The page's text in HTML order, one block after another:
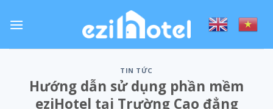
TIN TỨC
Hướng dẫn sử dụng phần mềm
eziHotel tại Trường Cao đẳng